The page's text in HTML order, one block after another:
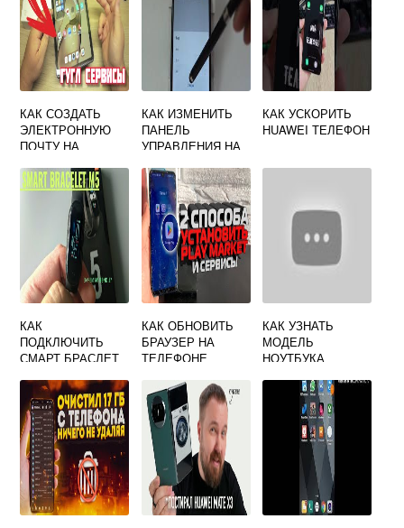
КАК СОЗДАТЬ
ЭЛЕКТРОННУЮ
ПОЧТУ НА
HUAWEI
БЕСПЛАТНО
КАК ИЗМЕНИТЬ
ПАНЕЛЬ
УПРАВЛЕНИЯ НА
КАК УСКОРИТЬ
HUAWEI ТЕЛЕФОН
КАК
ПОДКЛЮЧИТЬ
СМАРТ БРАСЛЕТ
HUAWEI
КАК ОБНОВИТЬ
БРАУЗЕР НА
ТЕЛЕФОНЕ
БЕСПЛАТНО
HUAWEI
КАК УЗНАТЬ
МОДЕЛЬ
НОУТБУКА